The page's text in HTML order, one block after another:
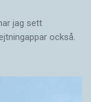
jag sett
också.